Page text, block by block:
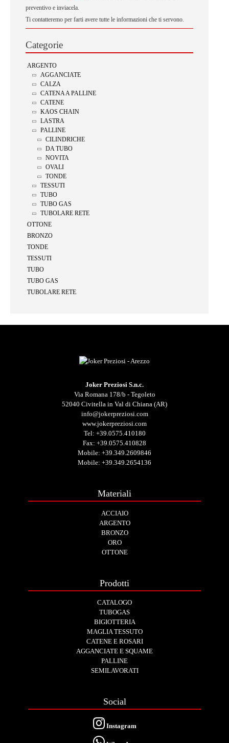
preventivo e inviacela.
Ti contatteremo per farti avere tutte le informazioni che ti servono.
Categorie
ARGENTO
AGGANCIATE
CALZA
CATENA A PALLINE
CATENE
KAOS CHAIN
LASTRA
PALLINE
CILINDRICHE
DA TUBO
NOVITA
OVALI
TONDE
TESSUTI
TUBO
TUBO GAS
TUBOLARE RETE
OTTONE
BRONZO
TONDE
TESSUTI
TUBO
TUBO GAS
TUBOLARE RETE
Joker Preziosi S.n.c.
Via Romana 178/b - Tegoleto
52040 Civitella in Val di Chiana (AR)
info@jokerpreziosi.com
www.jokerpreziosi.com
Tel: +39.0575.410180
Fax: +39.0575.410828
Mobile: +39.349.2609846
Mobile: +39.349.2654136
Materiali
ACCIAIO
ARGENTO
BRONZO
ORO
OTTONE
Prodotti
CATALOGO
TUBOGAS
BIGIOTTERIA
MAGLIA TESSUTO
CATENE E ROSARI
AGGANCIATE E SQUAME
PALLINE
SEMILAVORATI
Social
Instagram